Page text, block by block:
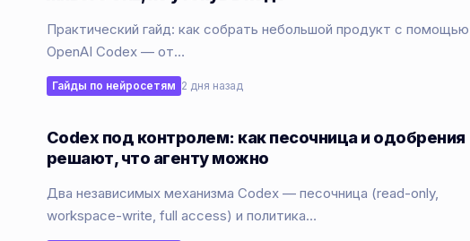
Практический гайд: как собрать небольшой продукт с помощью
OpenAI Codex — от…
Гайды по нейросетям 2 дня назад
Codex под контролем: как песочница и одобрения
решают, что агенту можно
Два независимых механизма Codex — песочница (read-only,
workspace-write, full access) и политика…